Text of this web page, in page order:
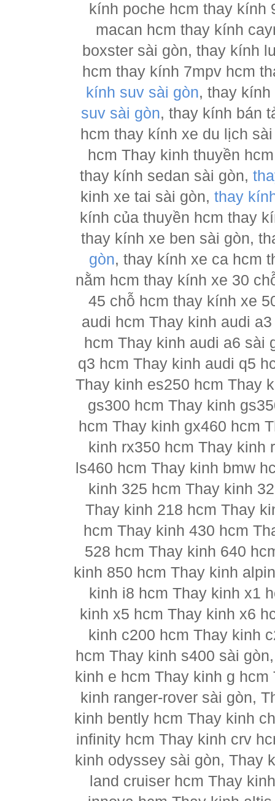
kính poche hcm thay kính
macan hcm thay kính
boxster sài gòn, thay kính
hcm thay kính 7mpv hcm
kính suv sài gòn, thay
suv sài gòn, thay kính bán
hcm thay kính xe du lịch
hcm Thay kinh thuyền
thay kính sedan sài gòn,
kinh xe tai sài gòn, thay
kính của thuyền hcm thay
thay kính xe ben sài gòn,
gòn, thay kính xe ca hcm
nằm hcm thay kính xe 30
45 chỗ hcm thay kính xe
audi hcm Thay kinh audi
hcm Thay kinh audi a6 sài
q3 hcm Thay kinh audi q5
Thay kinh es250 hcm Thay
gs300 hcm Thay kinh
hcm Thay kinh gx460 hcm
kinh rx350 hcm Thay kinh
ls460 hcm Thay kinh bmw
kinh 325 hcm Thay kinh
Thay kinh 218 hcm Thay
hcm Thay kinh 430 hcm
528 hcm Thay kinh 640
kinh 850 hcm Thay kinh
kinh i8 hcm Thay kinh x1
kinh x5 hcm Thay kinh x6
kinh c200 hcm Thay kinh
hcm Thay kinh s400 sài
kinh e hcm Thay kinh g
kinh ranger-rover sài gòn,
kinh bently hcm Thay kinh
infinity hcm Thay kinh crv
kinh odyssey sài gòn, Thay
land cruiser hcm Thay